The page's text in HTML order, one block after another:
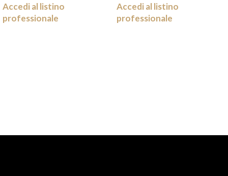
Accedi al listino
professionale
Accedi al listino
professionale